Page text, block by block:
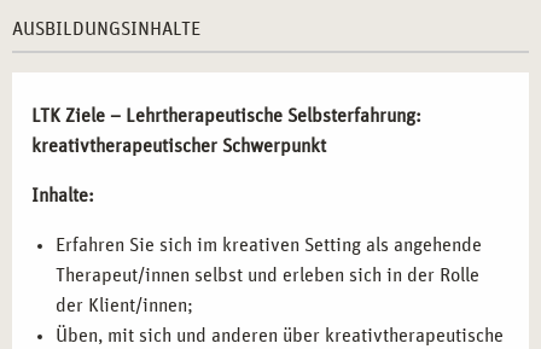
professionelle Arbeit integrieren.
Nonverbale Kommunikation und emotionale
Wahrnehmung stärken – Kreative Methoden als
Selbst- und Fremdwahrnehmung differenzieren
Setting.
Experimentieren mit individuellen Ausdrucksformen
Malerei, Musik und Bewegung zur Förderung der
AUSBILDUNGSINHALTE
LTK Ziele – Lehrtherapeutische Selbsterfahrung:
kreativtherapeutischer Schwerpunkt
Inhalte:
Erfahren Sie sich im kreativen Setting als angehende
Therapeut/innen selbst und erleben sich in der Rolle
der Klient/innen;
Üben, mit sich und anderen über kreativtherapeutische